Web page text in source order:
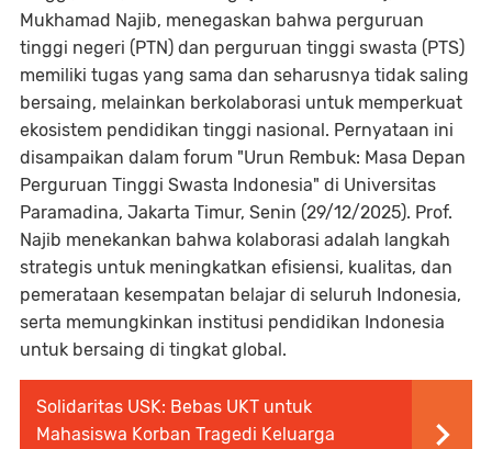
Mukhamad Najib, menegaskan bahwa perguruan
tinggi negeri (PTN) dan perguruan tinggi swasta (PTS)
memiliki tugas yang sama dan seharusnya tidak saling
bersaing, melainkan berkolaborasi untuk memperkuat
ekosistem pendidikan tinggi nasional. Pernyataan ini
disampaikan dalam forum "Urun Rembuk: Masa Depan
Perguruan Tinggi Swasta Indonesia" di Universitas
Paramadina, Jakarta Timur, Senin (29/12/2025). Prof.
Najib menekankan bahwa kolaborasi adalah langkah
strategis untuk meningkatkan efisiensi, kualitas, dan
pemerataan kesempatan belajar di seluruh Indonesia,
serta memungkinkan institusi pendidikan Indonesia
untuk bersaing di tingkat global.
Solidaritas USK: Bebas UKT untuk
Mahasiswa Korban Tragedi Keluarga